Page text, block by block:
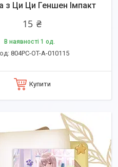
з Ци Ци Геншен Імпакт
15 ₴
В наявності 1 од.
804PC-OT-A-010115
Купити